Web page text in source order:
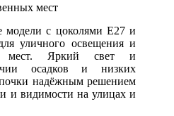
мест
модели с цоколями Е27 и
уличного освещения и
мест. Яркий свет и
осадков и низких
надёжным решением
и видимости на улицах и